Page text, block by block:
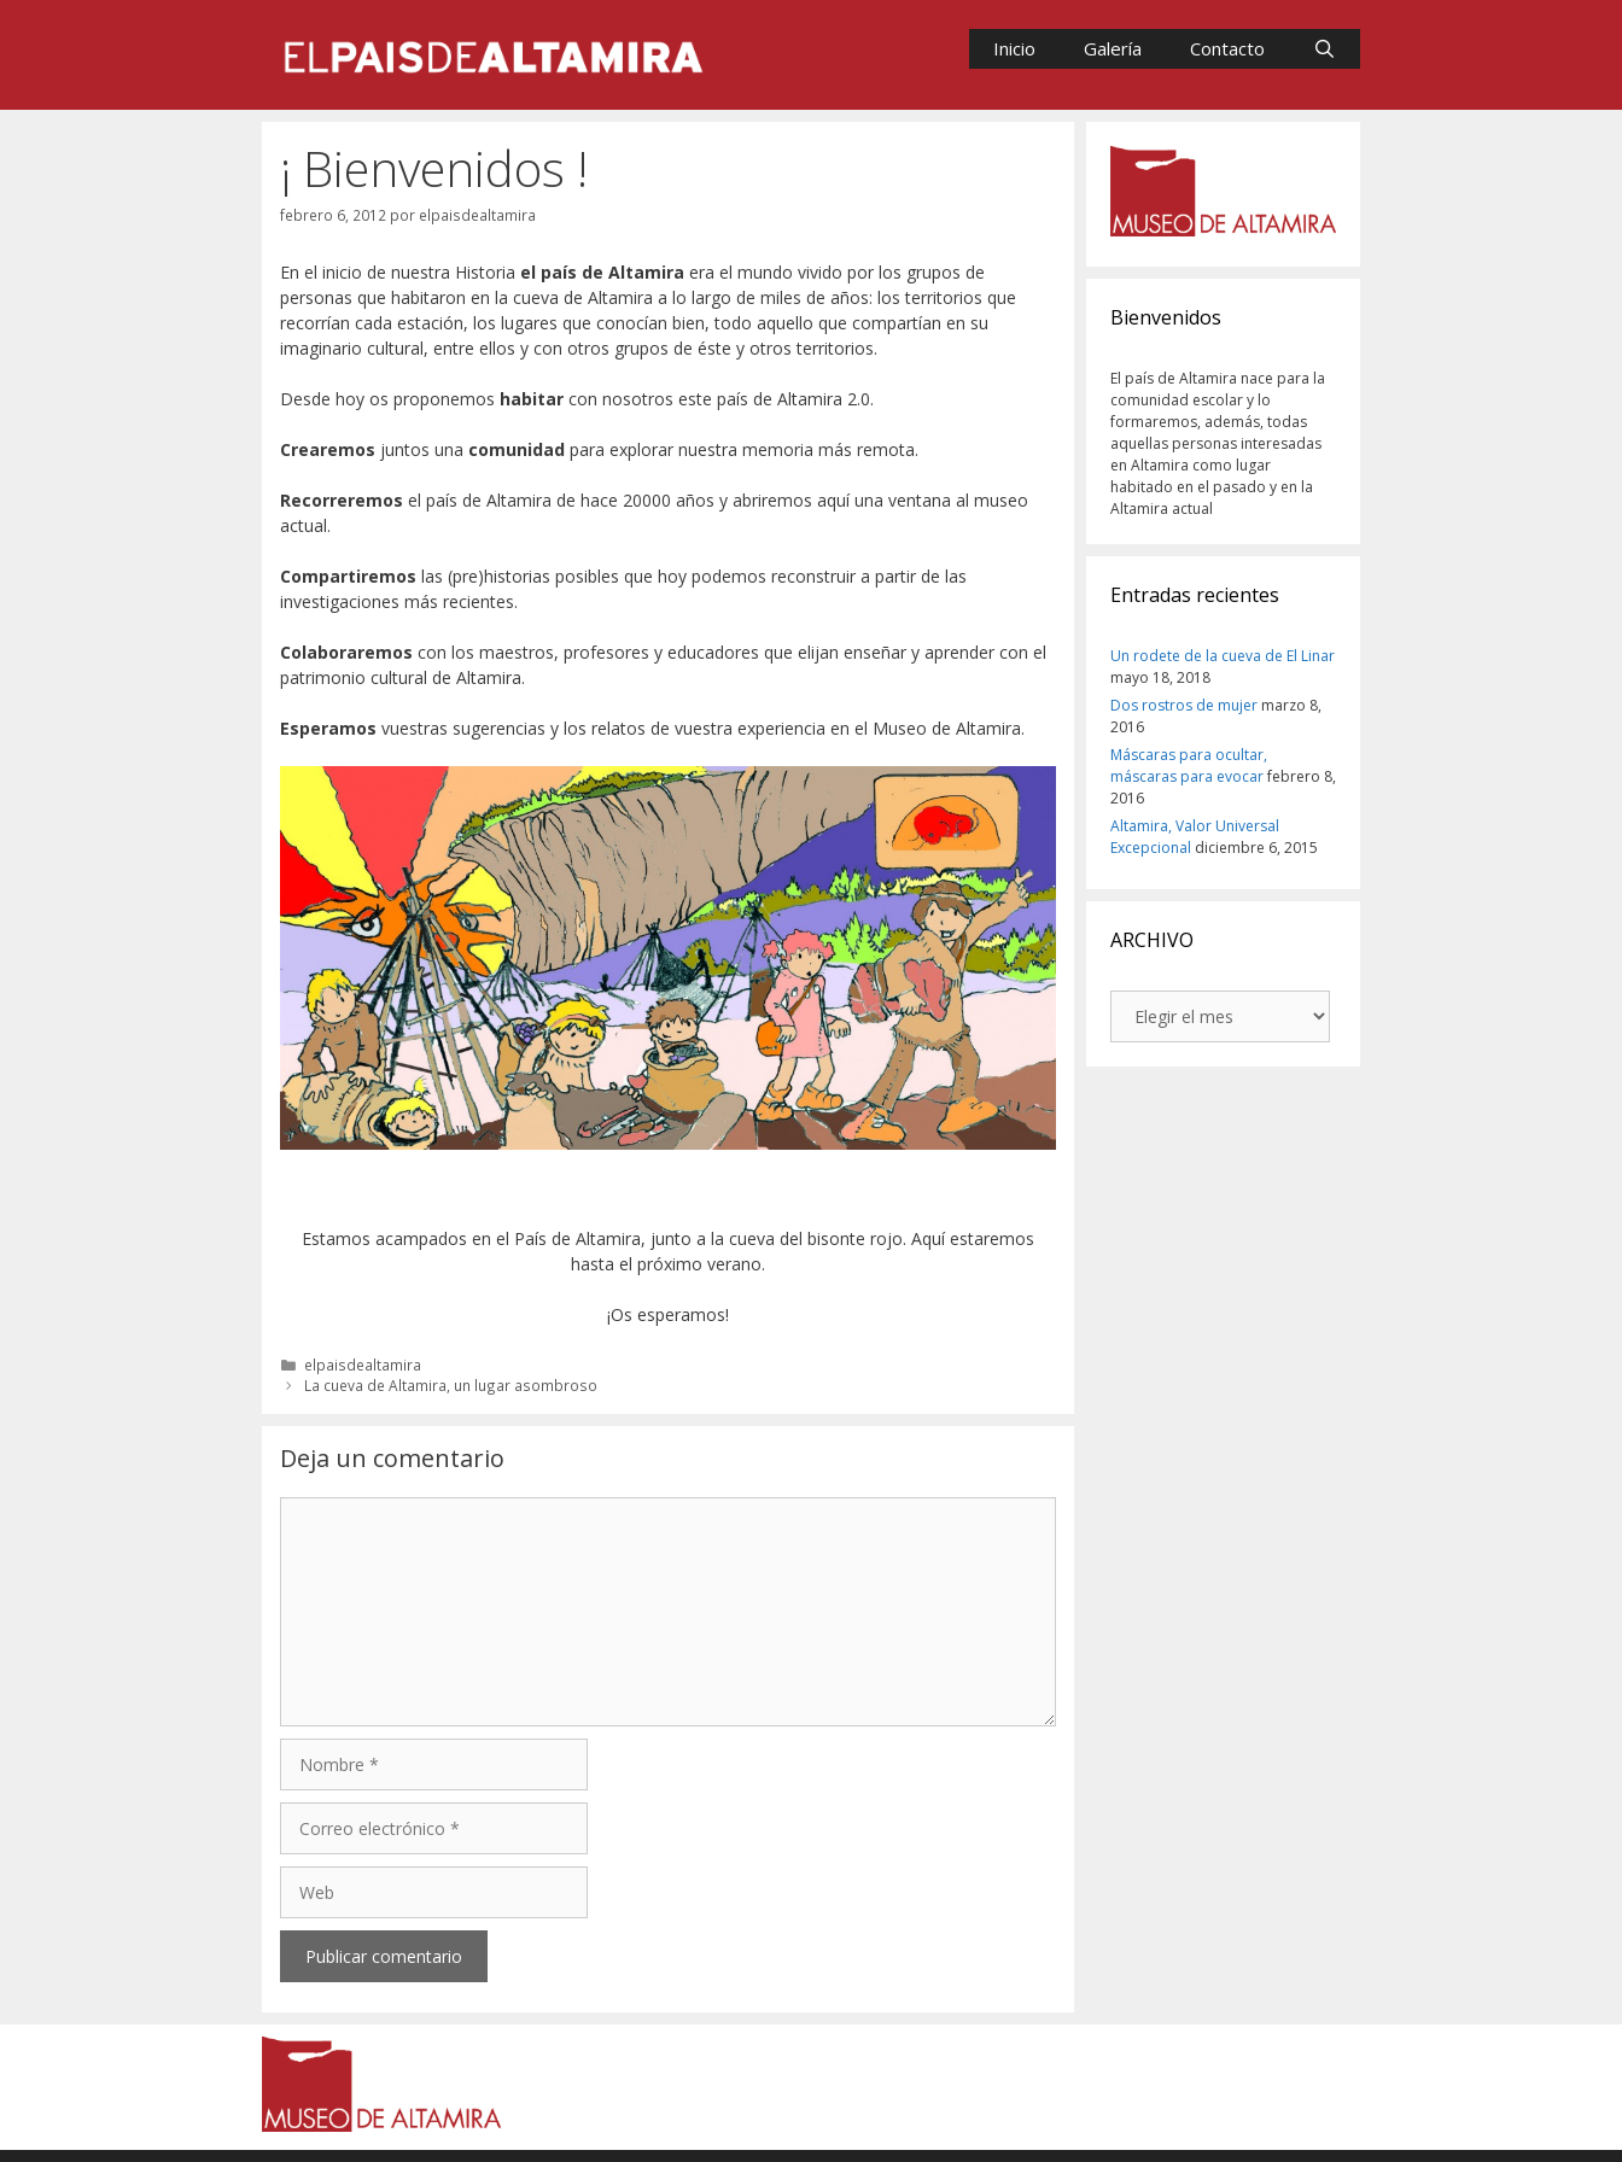
Inicio Galería Contacto
¡ Bienvenidos !
febrero 6, 2012 por elpaisdealtamira
En el inicio de nuestra Historia el país de Altamira era el mundo vivido por los grupos de
personas que habitaron en la cueva de Altamira a lo largo de miles de años: los territorios que
recorrían cada estación, los lugares que conocían bien, todo aquello que compartían en su
imaginario cultural, entre ellos y con otros grupos de éste y otros territorios.
Desde hoy os proponemos habitar con nosotros este país de Altamira 2.0.
Crearemos juntos una comunidad para explorar nuestra memoria más remota.
Recorreremos el país de Altamira de hace 20000 años y abriremos aquí una ventana al museo
actual.
Compartiremos las (pre)historias posibles que hoy podemos reconstruir a partir de las
investigaciones más recientes.
Colaboraremos con los maestros, profesores y educadores que elijan enseñar y aprender con el
patrimonio cultural de Altamira.
Esperamos vuestras sugerencias y los relatos de vuestra experiencia en el Museo de Altamira.
Estamos acampados en el País de Altamira, junto a la cueva del bisonte rojo. Aquí estaremos
hasta el próximo verano.
¡Os esperamos!
Categorías
elpaisdealtamira
La cueva de Altamira, un lugar asombroso
Deja un comentario
electrónico
Bienvenidos
El país de Altamira nace para la
comunidad escolar y lo
formaremos, además, todas
aquellas personas interesadas
en Altamira como lugar
habitado en el pasado y en la
Altamira actual
Entradas recientes
Un rodete de la cueva de El Linar
mayo 18, 2018
Dos rostros de mujer marzo 8,
2016
Máscaras para ocultar,
máscaras para evocarfebrero 8,
2016
Altamira, Valor Universal
Excepcional diciembre 6, 2015
ARCHIVO